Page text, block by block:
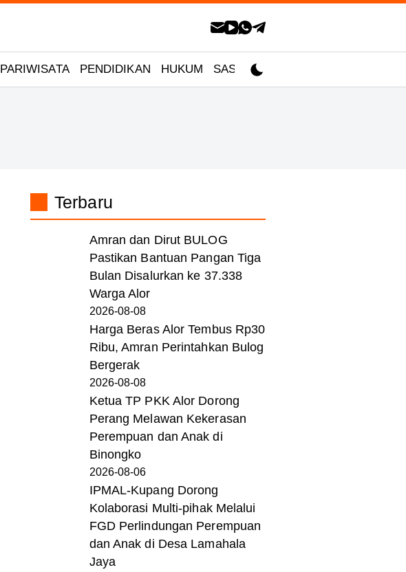
PARIWISATA PENDIDIKAN HUKUM SASTRA
Terbaru
Amran dan Dirut BULOG
Pastikan Bantuan Pangan Tiga
Bulan Disalurkan ke 37.338
Warga Alor
2026-08-08
Harga Beras Alor Tembus Rp30
Ribu, Amran Perintahkan Bulog
Bergerak
2026-08-08
Ketua TP PKK Alor Dorong
Perang Melawan Kekerasan
Perempuan dan Anak di
Binongko
2026-08-06
IPMAL-Kupang Dorong
Kolaborasi Multi-pihak Melalui
FGD Perlindungan Perempuan
dan Anak di Desa Lamahala
Jaya